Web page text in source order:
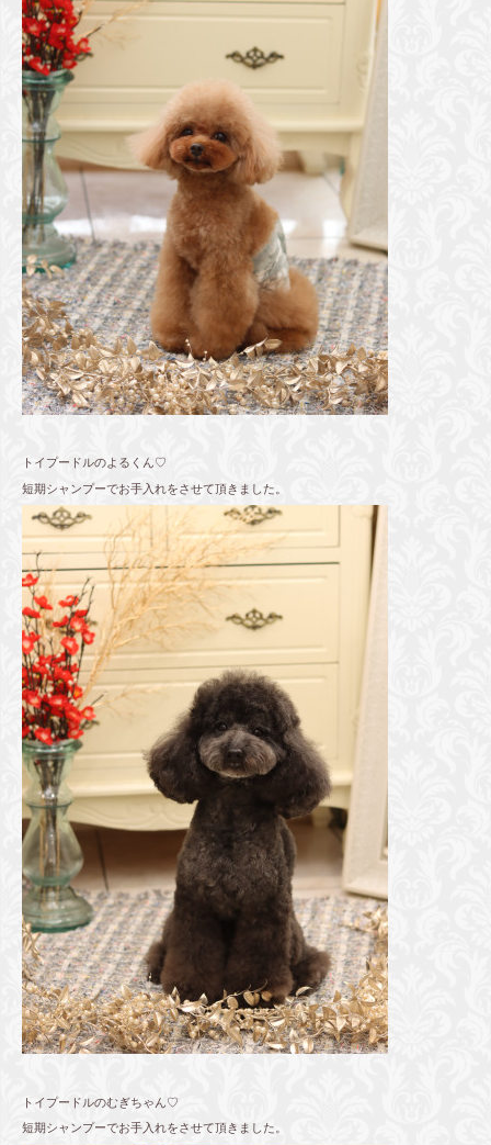
トイプードルのよるくん♡
短期シャンプーでお手入れをさせて頂きました。
トイプードルのむぎちゃん♡
短期シャンプーでお手入れをさせて頂きました。